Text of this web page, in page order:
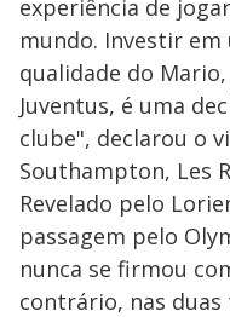
experiência de
mundo. Investir
qualidade do
Juventus, é uma
clube", declarou o
Southampton, Les
Revelado pelo
passagem pelo
nunca se firmou
contrário, nas